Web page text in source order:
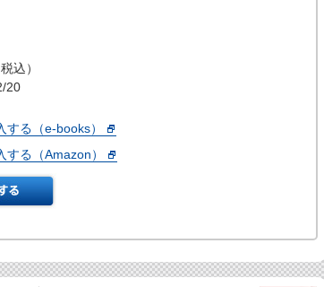
込）
20
する（e-books）
する（Amazon）